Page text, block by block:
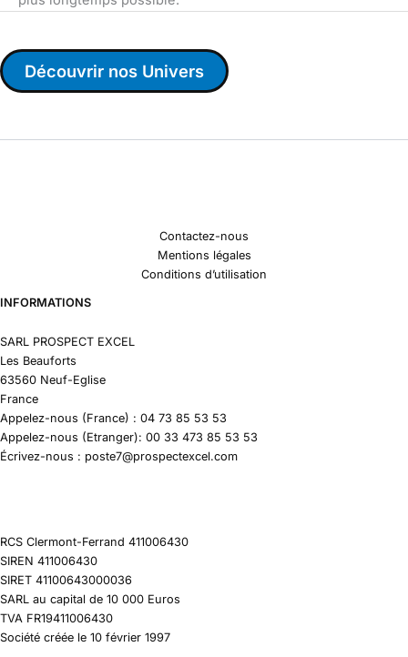
Découvrir nos Univers
Contactez-nous
Mentions légales
Conditions d’utilisation
INFORMATIONS
SARL PROSPECT EXCEL
Les Beauforts
63560 Neuf-Eglise
France
Appelez-nous (France) : 04 73 85 53 53
Appelez-nous (Etranger): 00 33 473 85 53 53
Écrivez-nous : poste7@prospectexcel.com
RCS Clermont-Ferrand 411006430
SIREN 411006430
SIRET 41100643000036
SARL au capital de 10 000 Euros
TVA FR19411006430
Société créée le 10 février 1997